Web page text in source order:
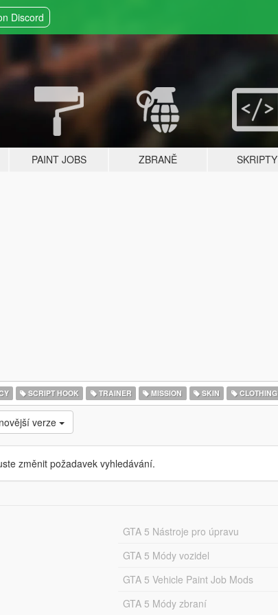
Discord
PAINT JOBS ZBRANĚ SKRIPTY
SCRIPT HOOK TRAINER MISSION SKIN CLOTHING
verze
změnit požadavek vyhledávání.
GTA 5 Nástroje pro úpravu
GTA 5 Módy vozidel
GTA 5 Vehicle Paint Job Mods
GTA 5 Módy zbraní